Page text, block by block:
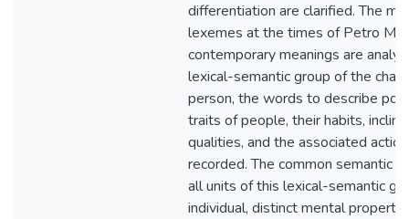
differentiation are clarified. The
lexemes at the times of Petro
contemporary meanings are
lexical-semantic group of the
person, the words to describe
traits of people, their habits,
qualities, and the associated
recorded. The common semantic
all units of this lexical-semantic
individual, distinct mental